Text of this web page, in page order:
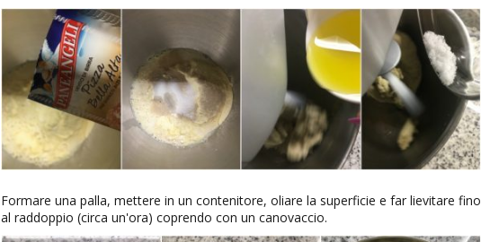
Formare una palla, mettere in un contenitore, oliare la superficie e far lievitare fino
al raddoppio (circa un'ora) coprendo con un canovaccio.